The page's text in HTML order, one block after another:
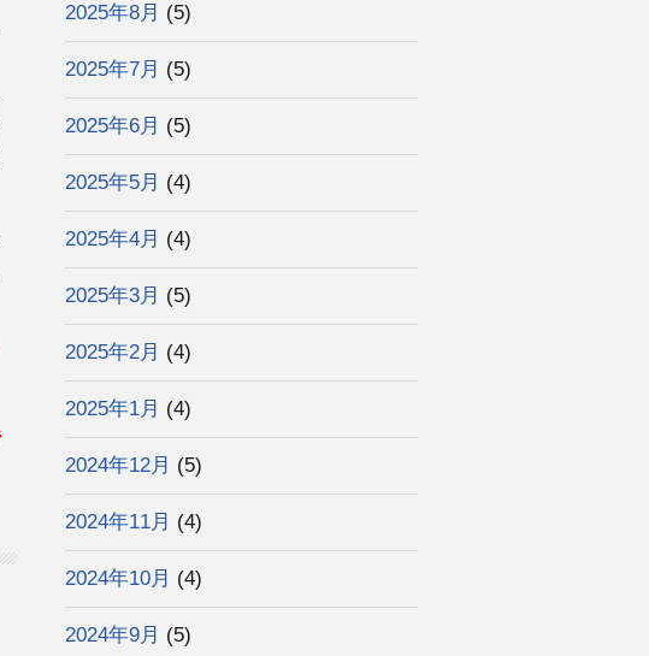
2025年8月 (5)
2025年7月 (5)
2025年6月 (5)
2025年5月 (4)
2025年4月 (4)
2025年3月 (5)
2025年2月 (4)
2025年1月 (4)
2024年12月 (5)
2024年11月 (4)
2024年10月 (4)
2024年9月 (5)